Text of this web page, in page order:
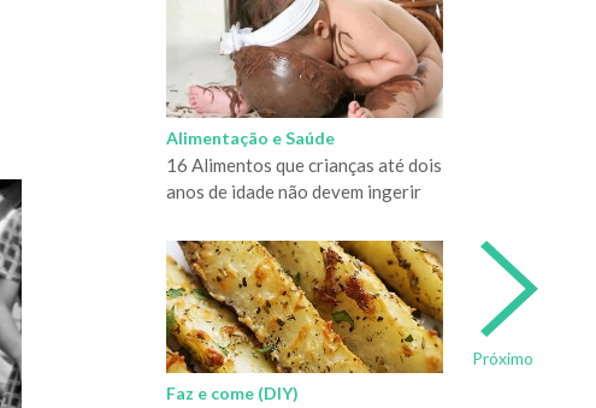
Próximo
Alimentação e Saúde
16 Alimentos que crianças até dois
anos de idade não devem ingerir
Faz e come (DIY)